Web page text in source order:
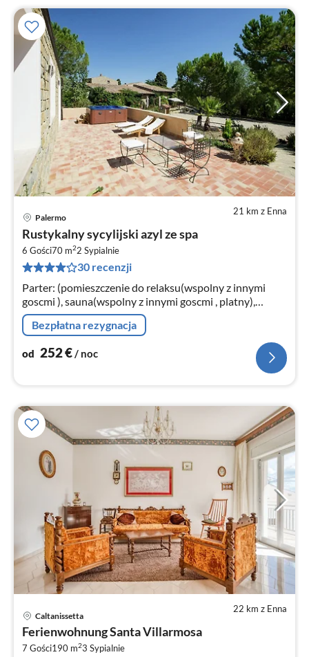
21 km z Enna
Palermo
Rustykalny sycylijski azyl ze spa
6 Gości70 m22 Sypialnie
30 recenzji
Parter: (pomieszczenie do relaksu(wspolny z innymi
goscmi ), sauna(wspolny z innymi goscmi , platny),
Bezpłatna rezygnacja
od 252€/ noc
22 km z Enna
Caltanissetta
Ferienwohnung Santa Villarmosa
7 Gości190 m23 Sypialnie